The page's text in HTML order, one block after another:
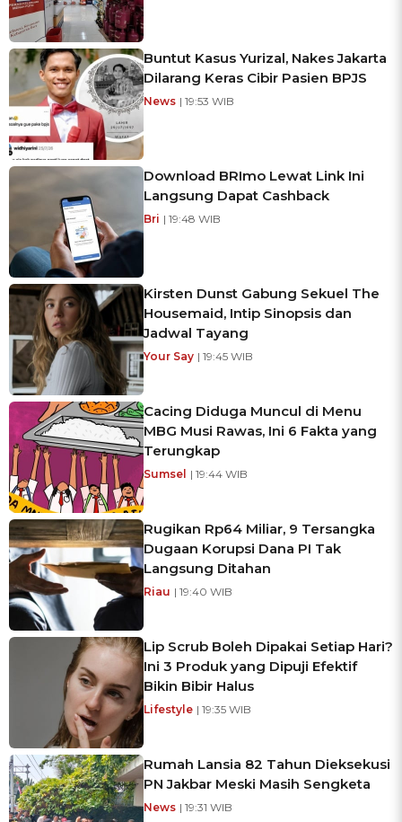
Buntut Kasus Yurizal, Nakes Jakarta
Dilarang Keras Cibir Pasien BPJS
News | 19:53 WIB
Download BRImo Lewat Link Ini
Langsung Dapat Cashback
Bri | 19:48 WIB
Kirsten Dunst Gabung Sekuel The
Housemaid, Intip Sinopsis dan
Jadwal Tayang
Your Say | 19:45 WIB
Cacing Diduga Muncul di Menu
MBG Musi Rawas, Ini 6 Fakta yang
Terungkap
Sumsel | 19:44 WIB
Rugikan Rp64 Miliar, 9 Tersangka
Dugaan Korupsi Dana PI Tak
Langsung Ditahan
Riau | 19:40 WIB
Lip Scrub Boleh Dipakai Setiap Hari?
Ini 3 Produk yang Dipuji Efektif
Bikin Bibir Halus
Lifestyle | 19:35 WIB
Rumah Lansia 82 Tahun Dieksekusi
PN Jakbar Meski Masih Sengketa
News | 19:31 WIB